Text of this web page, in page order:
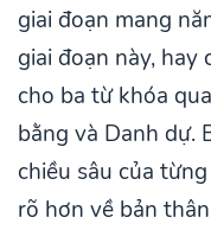
giai đoạn mang
giai đoạn này, hay
cho ba từ khóa
bằng và Danh dự.
chiều sâu của
rõ hơn về bản